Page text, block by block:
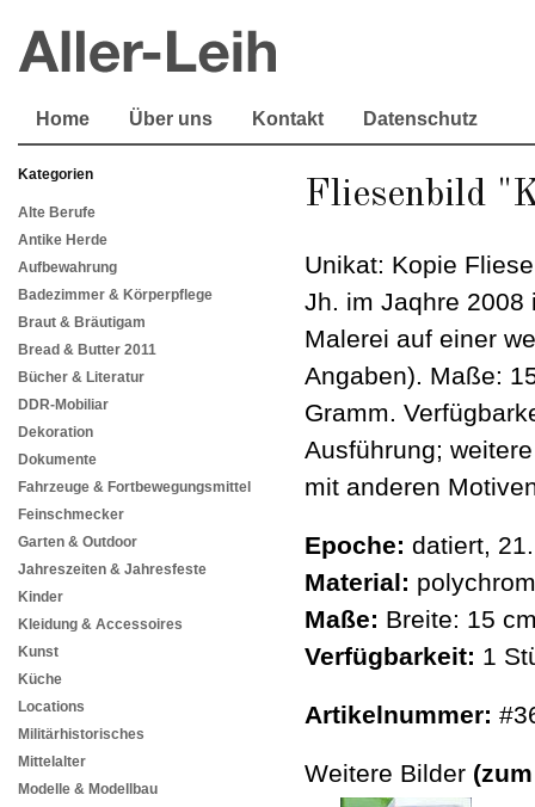
Home Über uns Kontakt Datenschutz
Kategorien
Alte Berufe
Antike Herde
Aufbewahrung
Badezimmer & Körperpflege
Braut & Bräutigam
Bread & Butter 2011
Bücher & Literatur
DDR-Mobiliar
Dekoration
Dokumente
Fahrzeuge & Fortbewegungsmittel
Feinschmecker
Garten & Outdoor
Jahreszeiten & Jahresfeste
Kinder
Kleidung & Accessoires
Kunst
Küche
Locations
Militärhistorisches
Mittelalter
Modelle & Modellbau
Fliesenbild
Unikat: Kopie
Jh. im Jaqhre 2008
Malerei auf einer
Angaben). Maße:
Gramm.
Ausführung;
mit anderen
Epoche: datiert,
Material:
Maße: Breite: 15
Verfügbarkeit: 1
Artikelnummer:
Weitere Bilder